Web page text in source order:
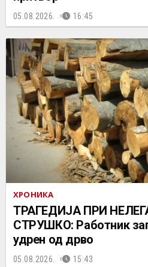
05.08.2026. 16:45
ХРОНИКА
ТРАГЕДИЈА ПРИ
СТРУШКО: Работник
удрен од дрво
05.08.2026. 15:43